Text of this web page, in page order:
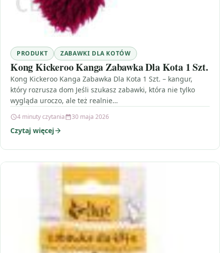
PRODUKT ZABAWKI DLA KOTÓW
Kong Kickeroo Kanga Zabawka Dla Kota 1 Szt.
Kong Kickeroo Kanga Zabawka Dla Kota 1 Szt. – kangur,
który rozrusza dom Jeśli szukasz zabawki, która nie tylko
wygląda uroczo, ale też realnie…
4 minuty czytania 30 maja 2026
Czytaj więcej